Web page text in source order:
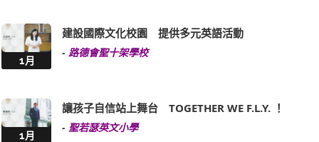
1月
建設國際文化校園 提供多元英語活動
- 路德會聖十架學校
1月
讓孩子自信站上舞台 TOGETHER WE F.L.Y. ！
- 聖若瑟英文小學